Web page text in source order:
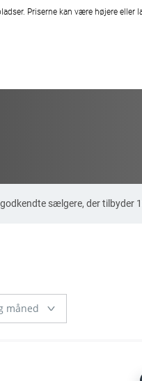
Priserne kan være højere eller
sælgere, der tilbyder